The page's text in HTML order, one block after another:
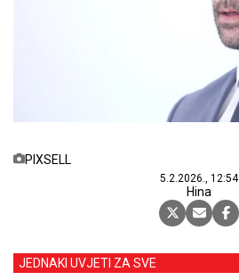
PIXSELL
5.2.2026., 12:54
Hina
JEDNAKI UVJETI ZA SVE